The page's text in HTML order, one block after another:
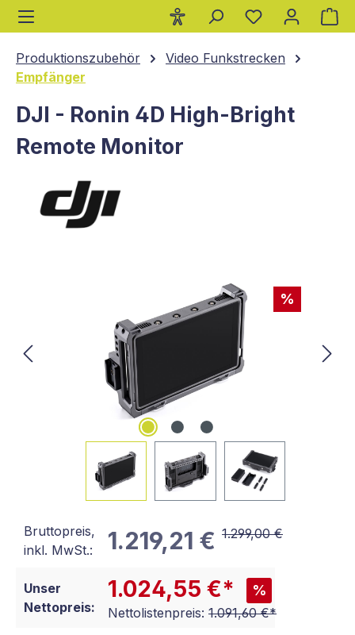
springen
Produktionszubehör
Video Funkstrecken
Empfänger
DJI - Ronin 4D High-Bright
Remote Monitor
%
Bruttopreis,
inkl. MwSt.:
1.219,21 € 1.299,00 €
Unser
Nettopreis:
1.024,55 €* %
Nettolistenpreis: 1.091,60 €*